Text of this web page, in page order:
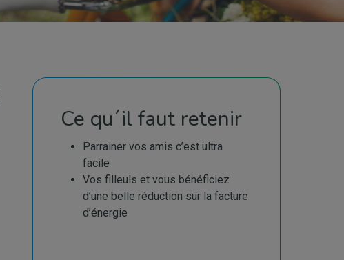
Ce qu´il faut retenir
Parrainer vos amis c’est ultra
facile
Vos filleuls et vous bénéficiez
d’une belle réduction sur la facture
d’énergie